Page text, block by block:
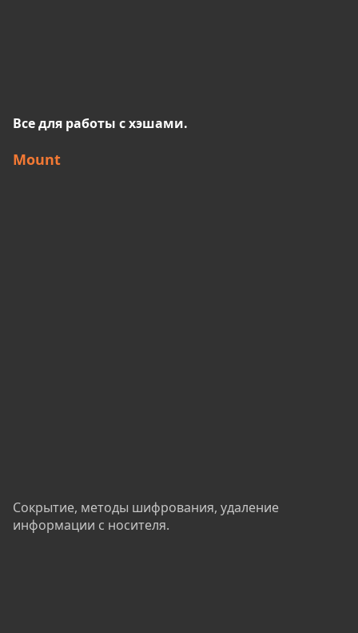
Все для работы с хэшами.
Mount
Сокрытие, методы шифрования, удаление
информации с носителя.